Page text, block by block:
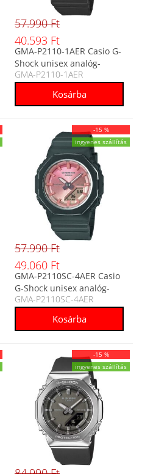
57.990 Ft
40.593 Ft
GMA-P2110-1AER Casio G-
Shock unisex analóg-
digitális karóra
GMA-P2110-1AER
-15 %
ingyenes szállítás
57.990 Ft
49.060 Ft
GMA-P2110SC-4AER Casio
G-Shock unisex analóg-
digitális karóra
GMA-P2110SC-4AER
-15 %
ingyenes szállítás